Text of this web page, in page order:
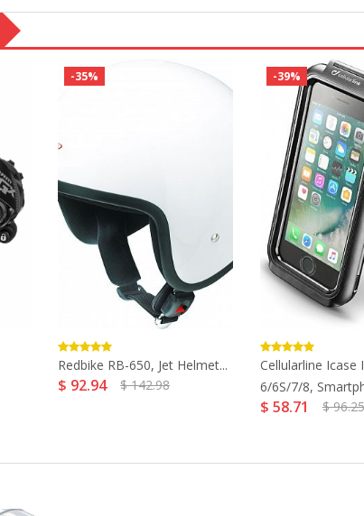
-35%
Redbike RB-650, Jet Helmet...
$ 92.94 $ 142.98
-39%
Cellularline Icase
6/6S/7/8,
$ 58.71 $ 96.25